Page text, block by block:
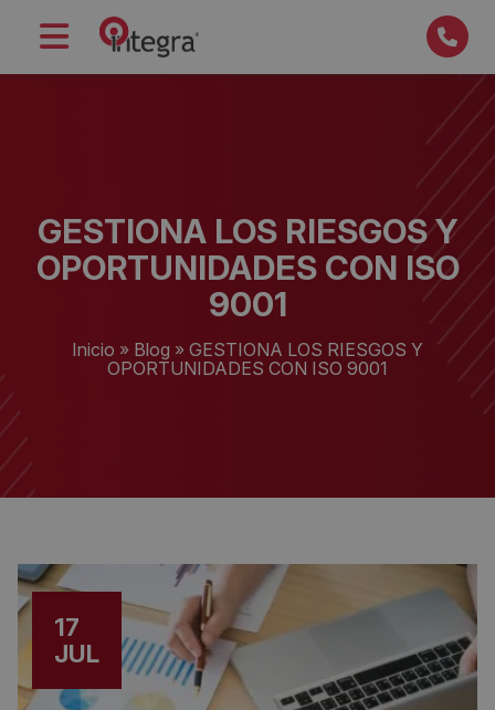
GESTIONA LOS RIESGOS Y
OPORTUNIDADES CON ISO
9001
Inicio » Blog » GESTIONA LOS RIESGOS Y
OPORTUNIDADES CON ISO 9001
17
JUL